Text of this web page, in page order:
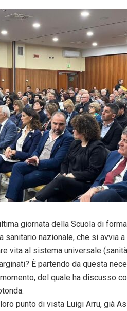
giornata della Scuola di
sanitario nazionale, che si avvia
vita al sistema universale
È partendo da questa
del quale ha discusso
punto di vista Luigi Arru, già